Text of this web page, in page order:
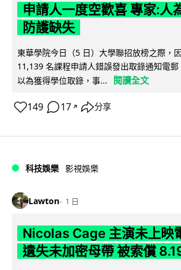
申請人一度空歡喜 專家:人
防護缺失
東華學院今日（5 日）大學聯招放榜之際，
11,139 名課程申請人錯誤發出取錄通知電
以為獲得學位取錄，事...
閱讀全文
149 17 ↗ 分享
科技娛樂 影視娛樂
Lawton 1 日
Nicolas Cage 主演未上映
遺失未加密母帶 被索償